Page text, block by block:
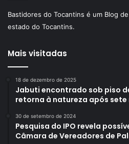
Bastidores do Tocantins é um Blog
estado do Tocantins.
Mais visitadas
18 de dezembro de 2025
Jabuti encontrado sob piso
retorna à natureza após
30 de setembro de 2024
Pesquisa do IPO revela
Câmara de Vereadores de